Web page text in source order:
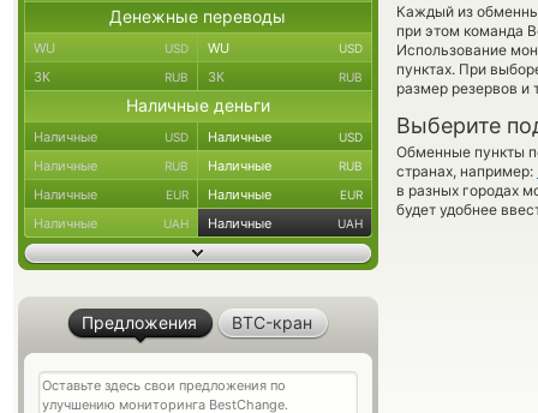
Каждый из
при этом команда
Использование
пунктах. При
размер резервов и
Выберите
Обменные пункты
странах, например:
в разных городах
будет удобнее
Денежные переводы
WU USD WU USD
ЗК RUB ЗК RUB
Наличные деньги
Наличные USD Наличные USD
Наличные RUB Наличные RUB
Наличные EUR Наличные EUR
Наличные UAH Наличные UAH
Предложения BTC-кран